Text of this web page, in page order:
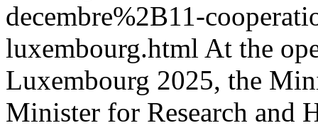
decembre%2B11-
luxembourg.html At the
Luxembourg 2025, the
Minister for Research and